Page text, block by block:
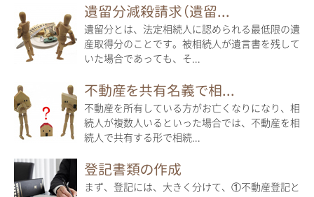
遺留分減殺請求（遺留...
遺留分とは、法定相続人に認められる最低限の遺
産取得分のことです。被相続人が遺言書を残して
いた場合であっても、そ...
不動産を共有名義で相...
不動産を所有している方がお亡くなりになり、相
続人が複数人いるといった場合では、不動産を相
続人で共有する形で相続...
登記書類の作成
まず、登記には、大きく分けて、①不動産登記と